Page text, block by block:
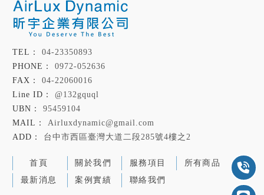
@132gquql
04-23350893
0972-052636
04-22060016
95459104
Airluxdynamic@gmail.com
台中市西區臺灣大道二段285號4樓之2
首頁 關於我們 服務項目
所有商品
最新消息
案例實績 聯絡我們